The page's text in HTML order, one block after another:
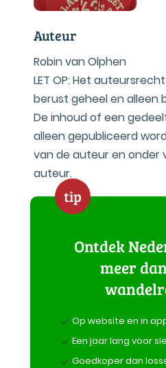
Auteur
Robin van Olphen
LET OP: Het
berust geheel en alleen
De inhoud of een
alleen gepubliceerd
van de auteur en onder
auteur.
tip
Ontdek
meer
Op website en in
Een jaar lang voor
Goedkoper dan